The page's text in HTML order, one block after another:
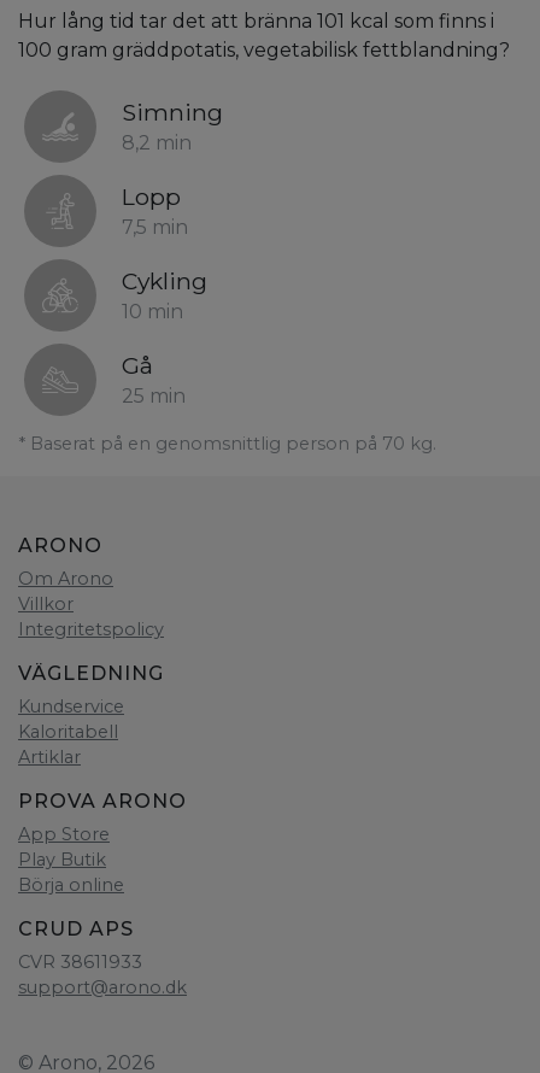
Hur lång tid tar det att bränna 101 kcal som finns i
100 gram gräddpotatis, vegetabilisk fettblandning?
Simning
8,2 min
Lopp
7,5 min
Cykling
10 min
Gå
25 min
* Baserat på en genomsnittlig person på 70 kg.
ARONO
Om Arono
Villkor
Integritetspolicy
VÄGLEDNING
Kundservice
Kaloritabell
Artiklar
PROVA ARONO
App Store
Play Butik
Börja online
CRUD APS
CVR 38611933
support@arono.dk
© Arono, 2026